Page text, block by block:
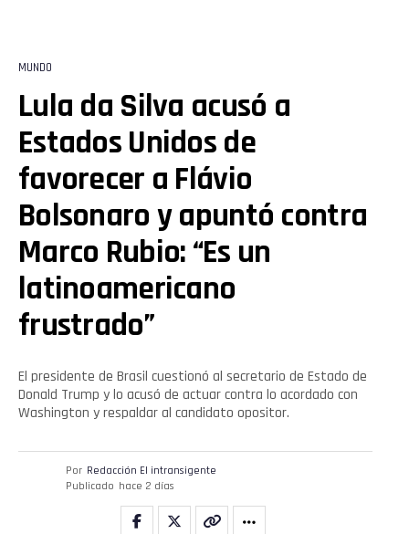
MUNDO
Lula da Silva acusó a
Estados Unidos de
favorecer a Flávio
Bolsonaro y apuntó contra
Marco Rubio: “Es un
latinoamericano
frustrado”
El presidente de Brasil cuestionó al secretario de Estado de
Donald Trump y lo acusó de actuar contra lo acordado con
Washington y respaldar al candidato opositor.
Por Redacción El intransigente
Publicado hace 2 días